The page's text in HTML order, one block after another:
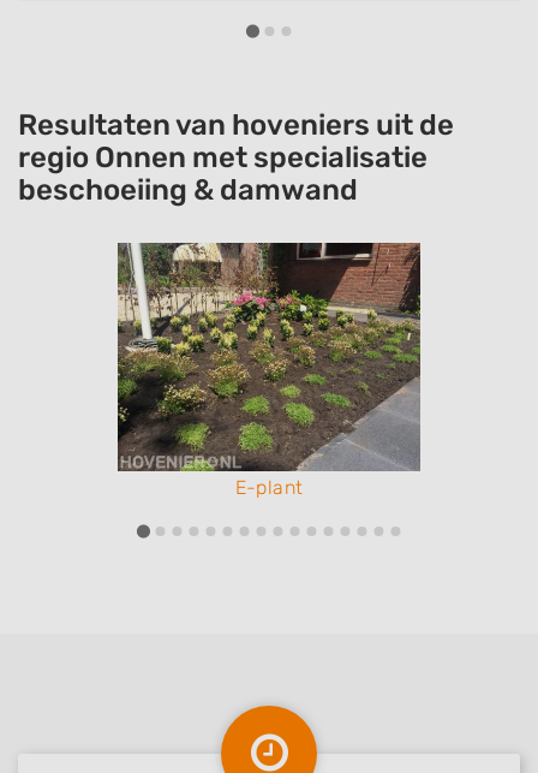
Resultaten van hoveniers uit de
regio Onnen met specialisatie
beschoeiing & damwand
E-plant